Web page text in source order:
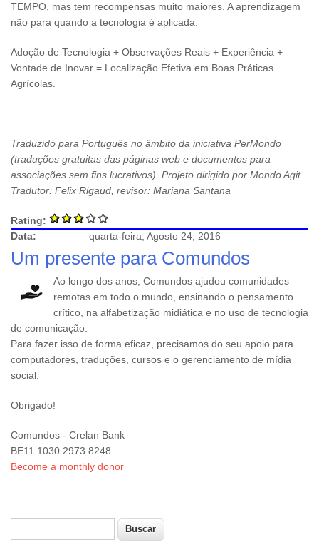
TEMPO, mas tem recompensas muito maiores. A aprendizagem
não para quando a tecnologia é aplicada.
Adoção de Tecnologia + Observações Reais + Experiência +
Vontade de Inovar = Localização Efetiva em Boas Práticas
Agrícolas.
Traduzido para Português no âmbito da iniciativa PerMondo
(traduções gratuitas das páginas web e documentos para
associações sem fins lucrativos). Projeto dirigido por Mondo Agit.
Tradutor: Felix Rigaud, revisor: Mariana Santana
Rating:
Data:
quarta-feira, Agosto 24, 2016
Um presente para Comundos
Ao longo dos anos, Comundos ajudou comunidades
remotas em todo o mundo, ensinando o pensamento
crítico, na alfabetização midiática e no uso de tecnologia
de comunicação.
Para fazer isso de forma eficaz, precisamos do seu apoio para
computadores, traduções, cursos e o gerenciamento de mídia
social.
Obrigado!
Comundos - Crelan Bank
BE11 1030 2973 8248
Become a monthly donor
Formulário de busca